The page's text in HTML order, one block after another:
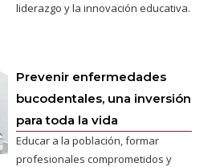
liderazgo y la innovación educativa.
Prevenir enfermedades
bucodentales, una inversión
para toda la vida
Educar a la población, formar
profesionales comprometidos y